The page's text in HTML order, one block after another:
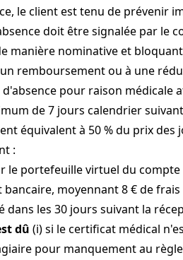
le client est tenu de prévenir
doit être signalée par le
manière nominative et
remboursement ou à une
d'absence pour raison
de 7 jours calendrier
équivalent à 50 % du prix
:
le portefeuille virtuel du
moyennant 8 € de
dans les 30 jours suivant la
dû (i) si le certificat médical
pour manquement au